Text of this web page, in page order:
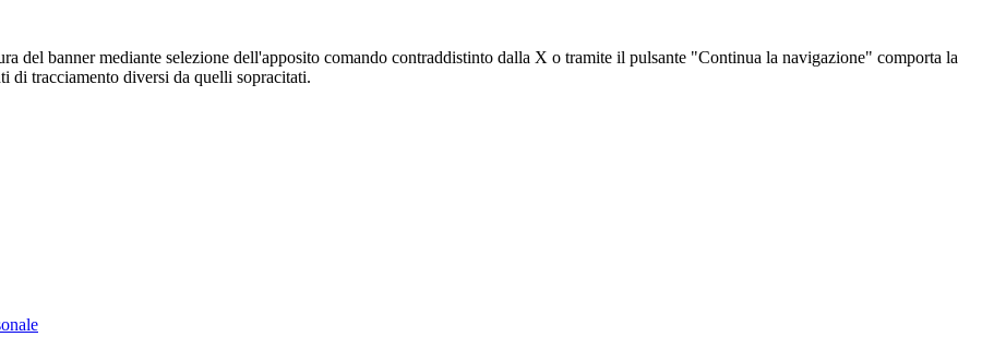
del banner mediante selezione dell'apposito comando contraddistinto dalla X o tramite il pulsante "Continua la navigazione" comporta la
di tracciamento diversi da quelli sopracitati.